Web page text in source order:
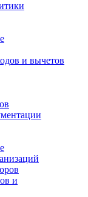
и вычетов
и